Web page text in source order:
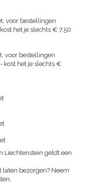
voor bestellingen
het je slechts € 7,50
voor bestellingen
kost het je slechts €
Liechtenstein geldt een
laten bezorgen? Neem